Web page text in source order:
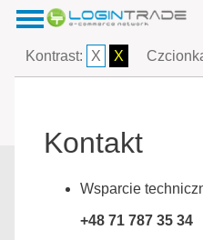
Kontrast: X X
Kontakt
Wsparcie
+48 71 787 35 34